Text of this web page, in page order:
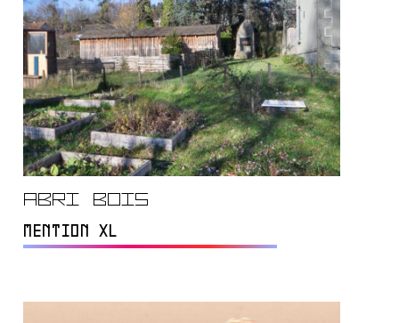
Abri BOIS
MENTION XL